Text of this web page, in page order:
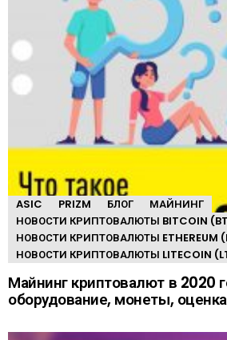
ASIC PRIZM БЛОГ
МАЙНИНГ
НОВОСТИ КРИПТОВАЛЮТЫ BITCOIN
НОВОСТИ КРИПТОВАЛЮТЫ ETHEREUM
НОВОСТИ КРИПТОВАЛЮТЫ LITECOIN
Майнинг криптовалют в 2020
оборудование, монеты,